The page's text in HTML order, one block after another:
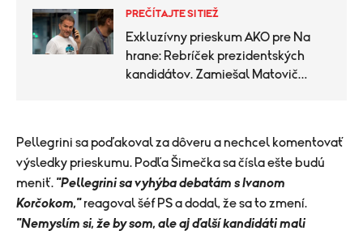
PREČÍTAJTE SI TIEŽ
Exkluzívny prieskum AKO pre Na
hrane: Rebríček prezidentských
kandidátov. Zamiešal Matovič
Pellegrini sa poďakoval za dôveru a nechcel komentovať
výsledky prieskumu. Podľa Šimečka sa čísla ešte budú
meniť. "Pellegrini sa vyhýba debatám s Ivanom
Korčokom,"reagoval šéf PS a dodal, že sa to zmení.
"Nemyslím si, že by som, ale aj ďalší kandidáti mali